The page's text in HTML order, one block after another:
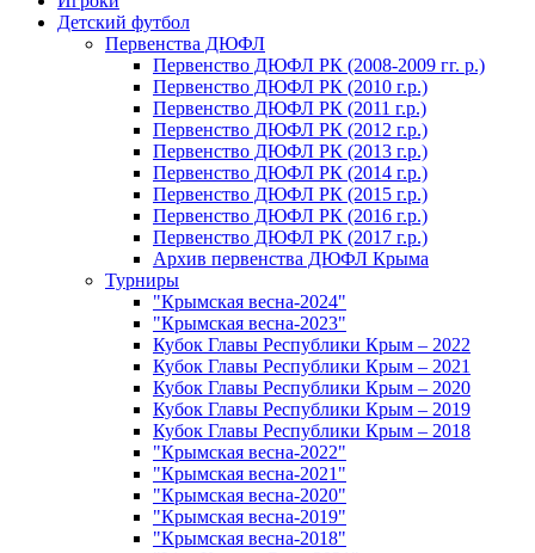
Детский футбол
Первенства ДЮФЛ
Первенство ДЮФЛ РК (2008-2009 гг. р.)
Первенство ДЮФЛ РК (2010 г.р.)
Первенство ДЮФЛ РК (2011 г.р.)
Первенство ДЮФЛ РК (2012 г.р.)
Первенство ДЮФЛ РК (2013 г.р.)
Первенство ДЮФЛ РК (2014 г.р.)
Первенство ДЮФЛ РК (2015 г.р.)
Первенство ДЮФЛ РК (2016 г.р.)
Первенство ДЮФЛ РК (2017 г.р.)
Архив первенства ДЮФЛ Крыма
Турниры
"Крымская весна-2024"
"Крымская весна-2023"
Кубок Главы Республики Крым – 2022
Кубок Главы Республики Крым – 2021
Кубок Главы Республики Крым – 2020
Кубок Главы Республики Крым – 2019
Кубок Главы Республики Крым – 2018
"Крымская весна-2022"
"Крымская весна-2021"
"Крымская весна-2020"
"Крымская весна-2019"
"Крымская весна-2018"